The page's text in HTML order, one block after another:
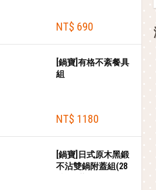
NT$ 690
[鍋寶]有格不紊餐具
組
NT$ 1180
[鍋寶]日式原木黑鍛
不沾雙鍋附蓋組(28